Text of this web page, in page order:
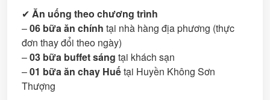
✔ Ăn uống theo chương trình
–06 bữa ăn chính tại nhà hàng địa phương (thực
đơn thay đổi theo ngày)
–03 bữa buffet sáng tại khách sạn
–01 bữa ăn chay Huếtại Huyền Không Sơn
Thượng